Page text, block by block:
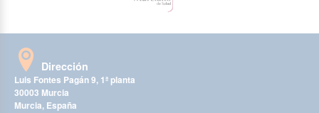
Dirección
Luis Fontes Pagán 9, 1ª planta
30003 Murcia
Murcia, España